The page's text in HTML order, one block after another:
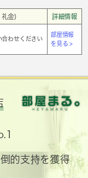
礼金) 詳細情報
わせください
部屋情報
を見る >
的支持を獲得